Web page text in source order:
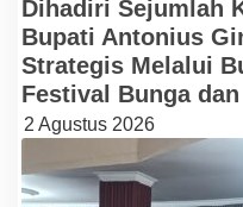
Dihadiri Sejumlah
Bupati Antonius
Strategis Melalui
Festival Bunga
2 Agustus 2026